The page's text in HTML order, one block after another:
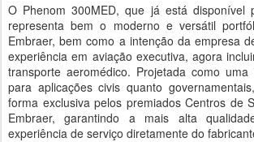
O Phenom 300MED, que já está disponível
representa bem o moderno e versátil
Embraer, bem como a intenção da empresa
experiência em aviação executiva, agora
transporte aeromédico. Projetada como
para aplicações civis quanto
forma exclusiva pelos premiados Centros de
Embraer, garantindo a mais alta
experiência de serviço diretamente do